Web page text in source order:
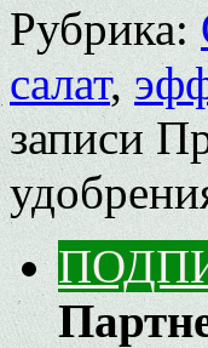
Рубрика:
салат,
записи